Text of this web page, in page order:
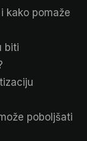
kako pomaže
biti
poboljšati